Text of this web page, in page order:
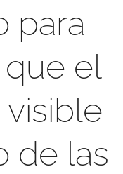
para
el
de las